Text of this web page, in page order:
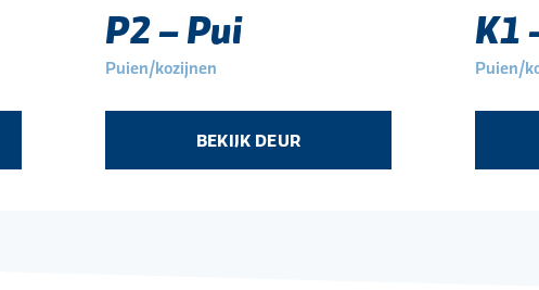
P2 – Pui
Puien/kozijnen
BEKIJK DEUR
K1
Puien/